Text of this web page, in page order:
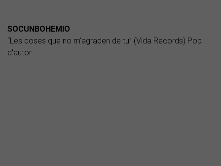
SOCUNBOHEMIO
“Les coses que no m'agraden de tu” (Vida Records) Pop
d'autor